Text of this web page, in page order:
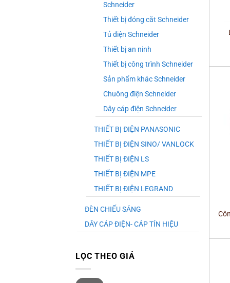
Schneider
Thiết bị đóng cắt Schneider
Tủ điện Schneider
Thiết bị an ninh
Thiết bị công trình Schneider
Sản phẩm khác Schneider
Chuông điện Schneider
Dây cáp điện Schneider
THIẾT BỊ ĐIỆN PANASONIC
THIẾT BỊ ĐIỆN SINO/ VANLOCK
THIẾT BỊ ĐIỆN LS
THIẾT BỊ ĐIỆN MPE
THIẾT BỊ ĐIỆN LEGRAND
ĐÈN CHIẾU SÁNG
DÂY CÁP ĐIỆN- CÁP TÍN HIỆU
LỌC THEO GIÁ